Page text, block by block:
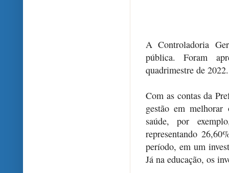
A Controladoria
pública. Foram
quadrimestre de 2022.
Com as contas da
gestão em
saúde, por
representando
período, em um
Já na educação, os